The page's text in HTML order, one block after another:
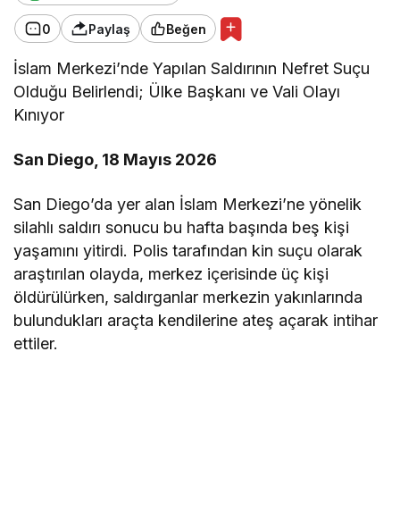
0 Paylaş Beğen
İslam Merkezi’nde Yapılan Saldırının Nefret Suçu
Olduğu Belirlendi; Ülke Başkanı ve Vali Olayı
Kınıyor
San Diego, 18 Mayıs 2026
San Diego’da yer alan İslam Merkezi’ne yönelik
silahlı saldırı sonucu bu hafta başında beş kişi
yaşamını yitirdi. Polis tarafından kin suçu olarak
araştırılan olayda, merkez içerisinde üç kişi
öldürülürken, saldırganlar merkezin yakınlarında
bulundukları araçta kendilerine ateş açarak intihar
ettiler.